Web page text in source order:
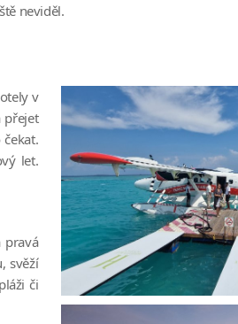
neviděl.
v
přejet
let.
pravá
svěží
či